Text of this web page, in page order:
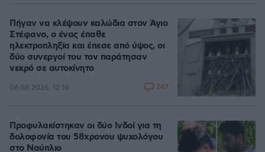
Πήγαν να κλέψουν καλώδια στον Άγιο
Στέφανο, ο ένας έπαθε
ηλεκτροπληξία και έπεσε από ύψος, οι
δύο συνεργοί του τον παράτησαν
νεκρό σε αυτοκίνητο
06.08.2026, 12:10 247
Προφυλακίστηκαν οι δύο Ινδοί για τη
δολοφονία του 58χρονου ψυχολόγου
στο Ναύπλιο